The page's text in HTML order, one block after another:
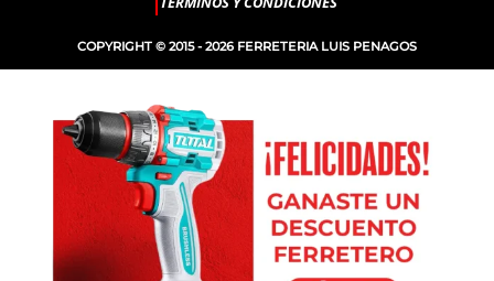
COPYRIGHT © 2015 - 2026 FERRETERIA LUIS PENAGOS